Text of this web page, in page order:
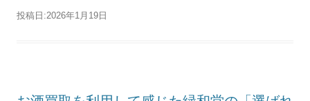
投稿日:2026年1月19日